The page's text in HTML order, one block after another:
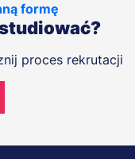
formę
proces rekrutacji